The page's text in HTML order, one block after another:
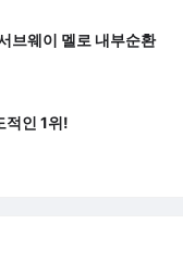
브웨이 멜로 내부순환
적인 1위!